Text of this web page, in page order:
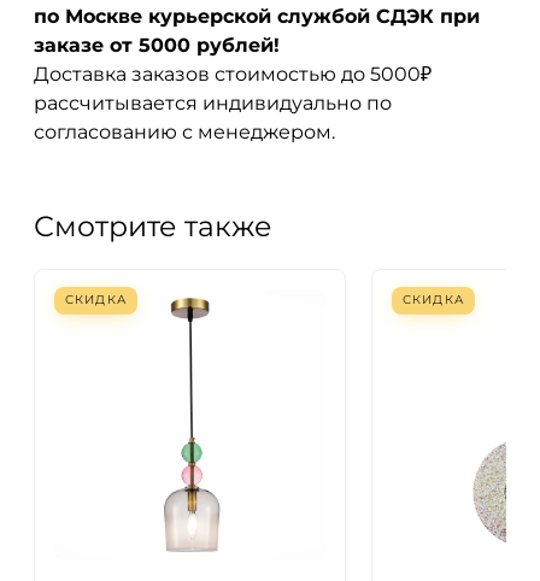
по Москве курьерской службой СДЭК при
заказе от 5000 рублей!
Доставка заказов стоимостью до 5000₽
рассчитывается индивидуально по
согласованию с менеджером.
Смотрите также
СКИДКА СКИДКА